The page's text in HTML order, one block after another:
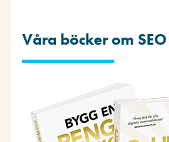
Våra böcker om